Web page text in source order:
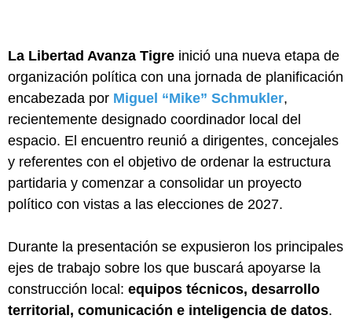
La Libertad Avanza Tigre inició una nueva etapa de
organización política con una jornada de planificación
encabezada por Miguel “Mike” Schmukler,
recientemente designado coordinador local del
espacio. El encuentro reunió a dirigentes, concejales
y referentes con el objetivo de ordenar la estructura
partidaria y comenzar a consolidar un proyecto
político con vistas a las elecciones de 2027.
Durante la presentación se expusieron los principales
ejes de trabajo sobre los que buscará apoyarse la
construcción local: equipos técnicos, desarrollo
territorial, comunicación e inteligencia de datos.